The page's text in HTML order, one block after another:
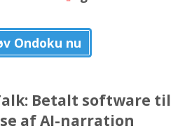
Ondoku nu
Betalt software til
af AI-narration